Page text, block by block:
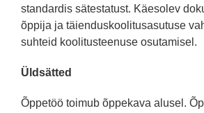
standardis sätestatust. Käesolev
õppija ja täienduskoolitusasutuse
suhteid koolitusteenuse osutamisel.
Üldsätted
Õppetöö toimub õppekava alusel.